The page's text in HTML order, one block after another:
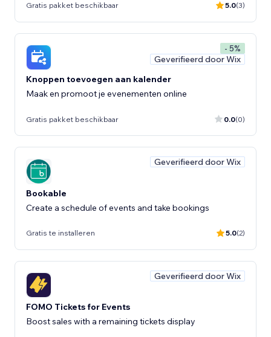
Gratis pakket beschikbaar 5.0(3)
- 5%
Geverifieerd door Wix
Knoppen toevoegen aan kalender
Maak en promoot je evenementen online
Gratis pakket beschikbaar 0.0(0)
Geverifieerd door Wix
Bookable
Create a schedule of events and take bookings
Gratis te installeren 5.0(2)
Geverifieerd door Wix
FOMO Tickets for Events
Boost sales with a remaining tickets display